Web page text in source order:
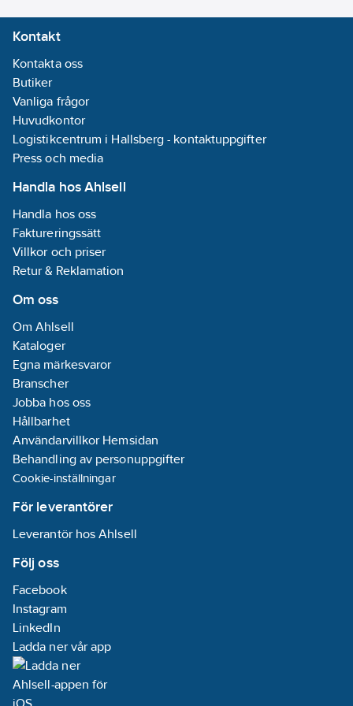
Kontakt
Kontakta oss
Butiker
Vanliga frågor
Huvudkontor
Logistikcentrum i Hallsberg - kontaktuppgifter
Press och media
Handla hos Ahlsell
Handla hos oss
Faktureringssätt
Villkor och priser
Retur & Reklamation
Om oss
Om Ahlsell
Kataloger
Egna märkesvaror
Branscher
Jobba hos oss
Hållbarhet
Användarvillkor Hemsidan
Behandling av personuppgifter
Cookie-inställningar
För leverantörer
Leverantör hos Ahlsell
Följ oss
Facebook
Instagram
LinkedIn
Ladda ner vår app